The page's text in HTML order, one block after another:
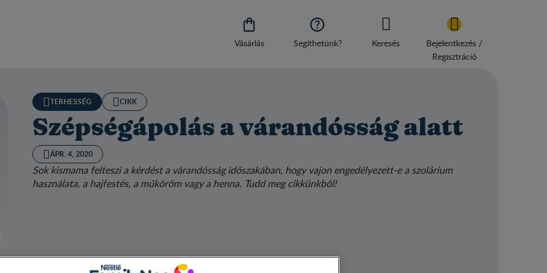

Vásárlás

Segíthetünk? Keresés
Bejelentkezés /
Regisztráció
TERHESSÉG CIKK
Szépségápolás a várandósság alatt
ÁPR. 4, 2020
Sok kismama felteszi a kérdést a várandósság időszakában, hogy vajon engedélyezett-e a szolárium
használata, a hajfestés, a műköröm vagy a henna. Tudd meg cikkünkből!